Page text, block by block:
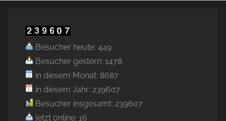
Besucher heute: 449
Besucher gestern: 1478
in diesem Monat: 8687
in diesem Jahr: 239607
Besucher insgesamt: 239607
jetzt online: 16